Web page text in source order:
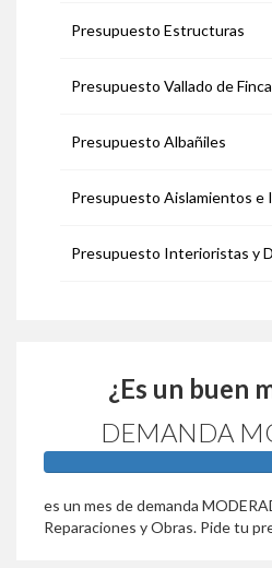
Presupuesto Estructuras
Presupuesto Vallado de
Presupuesto Albañiles
Presupuesto Interioristas y
¿Es un buen
DEMANDA
es un mes de demanda
Reparaciones y Obras. Pide tu